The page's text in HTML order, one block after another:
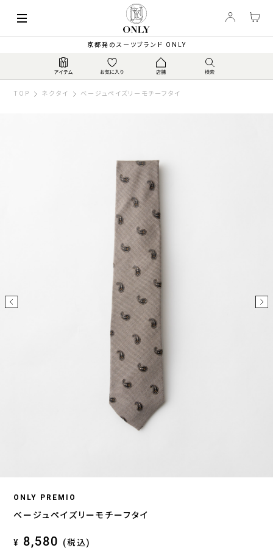
京都発のスーツブランド ONLY
TOP ネクタイ ベージュペイズリーモチーフタイ
ONLY PREMIO
ベージュペイズリーモチーフタイ
¥ 8,580 (税込)